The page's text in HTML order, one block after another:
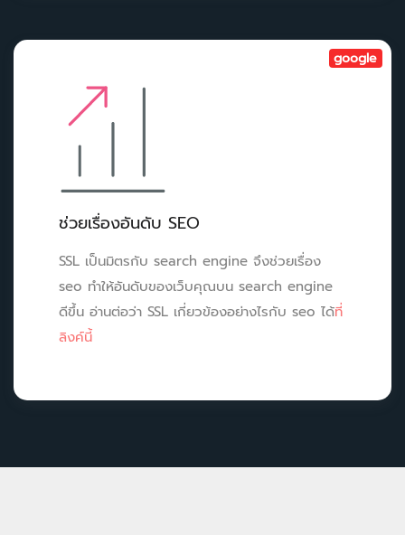
google
ช่วยเรื่องอันดับ SEO
SSL เป็นมิตรกับ search engine จึงช่วยเรื่อง
seo ทำให้อันดับของเว็บคุณบน search engine
ดีขึ้น อ่านต่อว่า SSL เกี่ยวข้องอย่างไรกับ seo ได้ที่
ลิงค์นี้